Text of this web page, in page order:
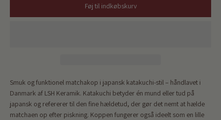
Føj til indkøbskurv
Smuk og funktionel matchakop i japansk katakuchi-stil– håndlavet i
Danmark af LSH Keramik. Katakuchi betyder én mund eller tud på
japansk og refererer til den fine hældetud, der gør det nemt at hælde
matchaen op efter piskning. Koppen fungerer også ideelt som en lille